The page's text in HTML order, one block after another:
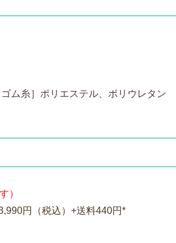
ム糸］ポリエステル、ポリウレタン
）
円（税込）+送料440円*